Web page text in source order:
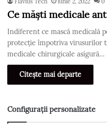
Ce măști medicale
Indiferent ce mască medicală
protecție împotriva virusurilor
medicale chirurgicale asigură…
Citește mai departe
Configurații personalizate